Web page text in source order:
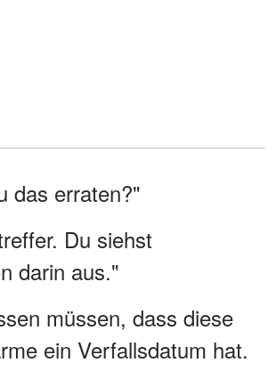
das erraten?"
Du siehst
darin aus."
müssen, dass diese
ein Verfallsdatum hat.